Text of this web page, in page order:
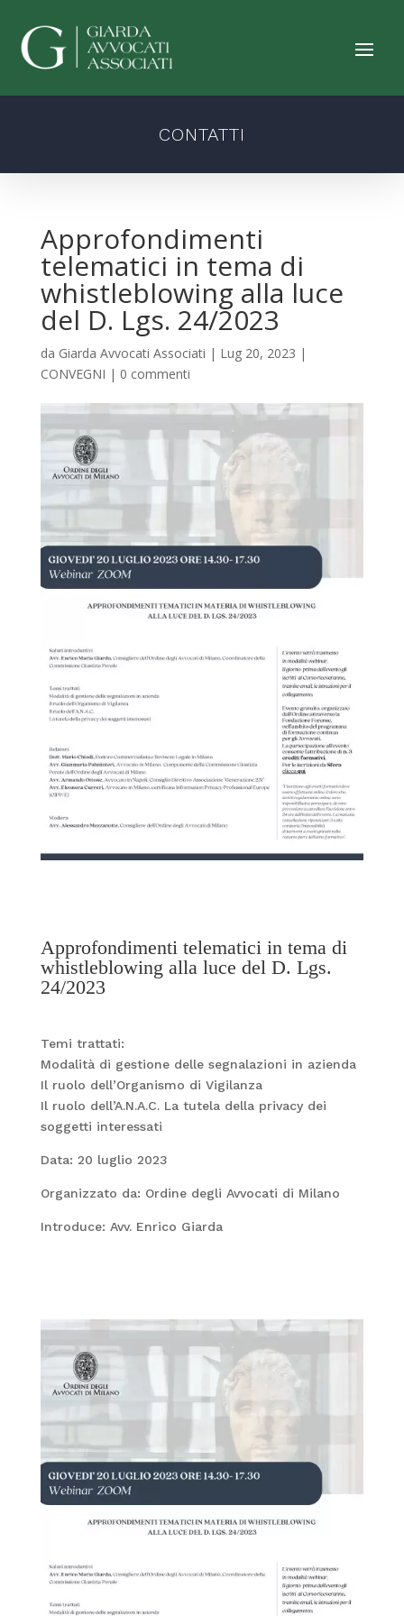
CONTATTI
Approfondimenti
telematici in tema di
whistleblowing alla luce
del D. Lgs. 24/2023
da Giarda Avvocati Associati | Lug 20, 2023 |
CONVEGNI | 0 commenti
Approfondimenti telematici in tema di
whistleblowing alla luce del D. Lgs.
24/2023
Temi trattati:
Modalità di gestione delle segnalazioni in azienda
Il ruolo dell’Organismo di Vigilanza
Il ruolo dell’A.N.A.C. La tutela della privacy dei
soggetti interessati
Data: 20 luglio 2023
Organizzato da: Ordine degli Avvocati di Milano
Introduce: Avv. Enrico Giarda